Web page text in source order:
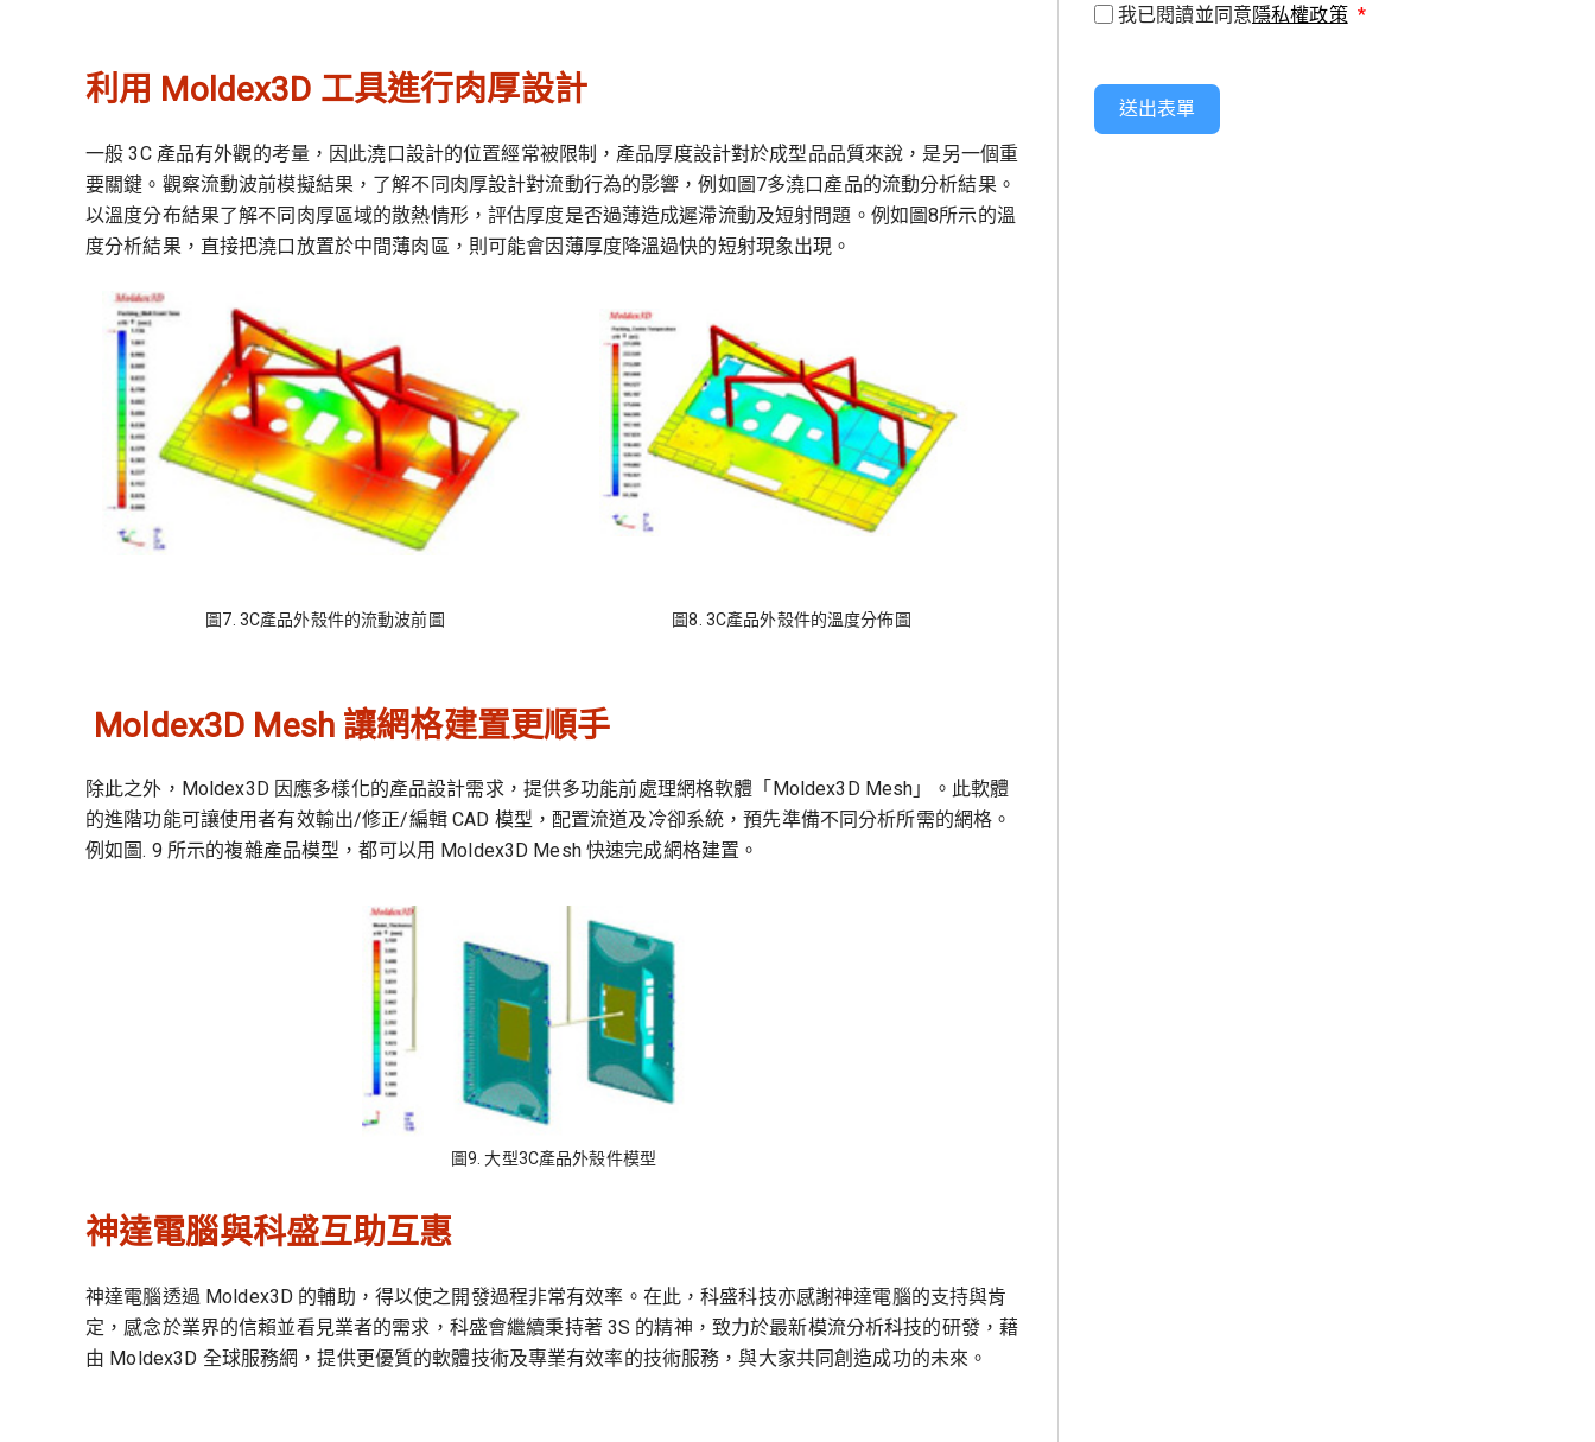
利用 Moldex3D 工具進行肉厚設計
一般 3C 產品有外觀的考量，因此澆口設計的位置經常被限制，產品厚度設計對於成型品品質來說，是另一個重
要關鍵。觀察流動波前模擬結果，了解不同肉厚設計對流動行為的影響，例如圖7多澆口產品的流動分析結果。
以溫度分布結果了解不同肉厚區域的散熱情形，評估厚度是否過薄造成遲滯流動及短射問題。例如圖8所示的溫
度分析結果，直接把澆口放置於中間薄肉區，則可能會因薄厚度降溫過快的短射現象出現。
圖7. 3C產品外殼件的流動波前圖 圖8. 3C產品外殼件的溫度分佈圖
Moldex3D Mesh 讓網格建置更順手
除此之外，Moldex3D 因應多樣化的產品設計需求，提供多功能前處理網格軟體「Moldex3D Mesh」。此軟體
的進階功能可讓使用者有效輸出/修正/編輯 CAD 模型，配置流道及冷卻系統，預先準備不同分析所需的網格。
例如圖. 9 所示的複雜產品模型，都可以用 Moldex3D Mesh 快速完成網格建置。
圖9. 大型3C產品外殼件模型
神達電腦與科盛互助互惠
神達電腦透過 Moldex3D 的輔助，得以使之開發過程非常有效率。在此，科盛科技亦感謝神達電腦的支持與肯
定，感念於業界的信賴並看見業者的需求，科盛會繼續秉持著 3S 的精神，致力於最新模流分析科技的研發，藉
由 Moldex3D 全球服務網，提供更優質的軟體技術及專業有效率的技術服務，與大家共同創造成功的未來。
我已閱讀並同意隱私權政策 *
送出表單